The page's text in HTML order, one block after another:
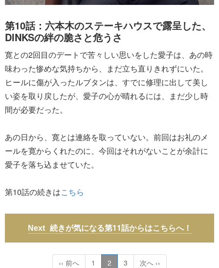
第10話：六本木のステーキハウスで露呈した、
DINKSの絆の脆さと危うさ
寛との2回目のデートで苦々しい思いをした愛子は、あの時
味わった惨めな気持ちから、まだ立ち直りきれずにいた。
ヒールに傷が入ったルブタンは、すでに修理に出して美し
い姿を取り戻したが、愛子の心が晴れるには、まだ少し時
間が必要だった。
あの日から、寛とは連絡を取っていない。前回はお礼のメ
ールを寛からくれたのに、今回はそれがないことが余計に
愛子を落ち込ませていた。
第10話の続きはこちら
続きが気になる第11話からはこちらへ！
‹‹ 前へ 1 2 3 次へ ››